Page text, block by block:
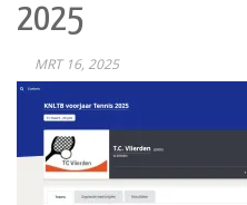
2025
MRT 16, 2025